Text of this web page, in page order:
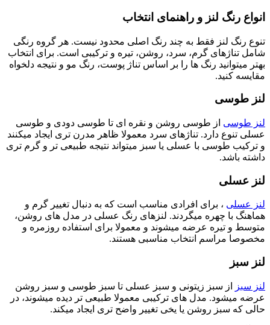
انواع رنگ لنز و راهنمای انتخاب
تنوع رنگ لنز فقط به چند رنگ اصلی محدود نیست. هر گروه رنگی
شامل تناژهای گرم، سرد، روشن، تیره و ترکیبی است. برای انتخاب
بهتر میتوانید رنگ ها را بر اساس تناژ پوست، رنگ مو و نتیجه دلخواه
مقایسه کنید.
لنز طوسی
لنز طوسی از طوسی روشن و نقره ای تا طوسی دودی و طوسی
عسلی تنوع دارد. تناژهای سرد معمولا ظاهر مدرن تری ایجاد میکنند
و ترکیب طوسی با عسلی یا سبز میتواند نتیجه طبیعی تر و گرم تری
داشته باشد.
لنز عسلی
لنز عسلی ، برای افرادی مناسب است که به دنبال تغییر گرم و
هماهنگ با چهره میگردند. لنزهای رنگ عسلی در مدل های روشن،
متوسط و تیره عرضه میشوند و معمولا برای استفاده روزمره و
مخصوصا مراسم انتخاب مناسبی هستند.
لنز سبز
لنز سبز
از سبز زیتونی و سبز عسلی تا سبز طوسی و سبز روشن
عرضه میشود. مدل های ترکیبی معمولا طبیعی تر دیده میشوند، در
حالی که سبز روشن یا یخی تغییر واضح تری ایجاد میکند.